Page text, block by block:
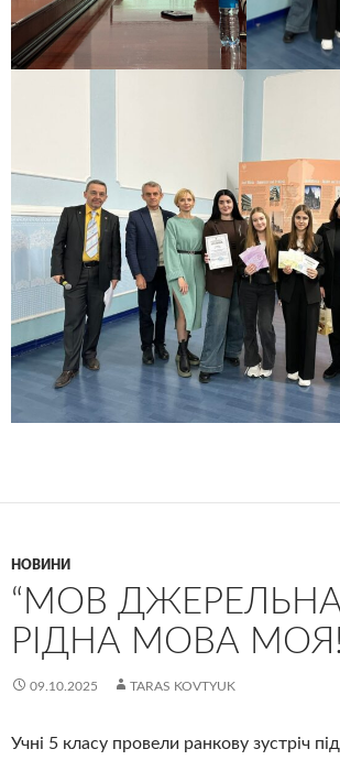
НОВИНИ
“МОВ
РІДНА МОВА
09.10.2025 TARAS KOVTYUK
Учні 5 класу провели ранкову зустріч